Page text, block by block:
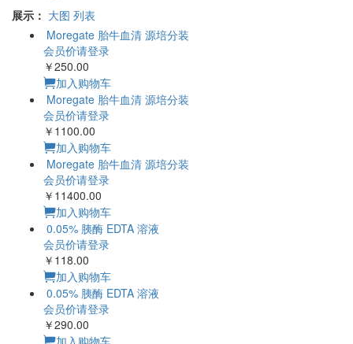
展示： 大图 列表
Moregate 胎牛血清 源培分装
会员价请登录
￥250.00
加入购物车
Moregate 胎牛血清 源培分装
会员价请登录
￥1100.00
加入购物车
Moregate 胎牛血清 源培分装
会员价请登录
￥11400.00
加入购物车
0.05% 胰酶 EDTA 溶液
会员价请登录
￥118.00
加入购物车
0.05% 胰酶 EDTA 溶液
会员价请登录
￥290.00